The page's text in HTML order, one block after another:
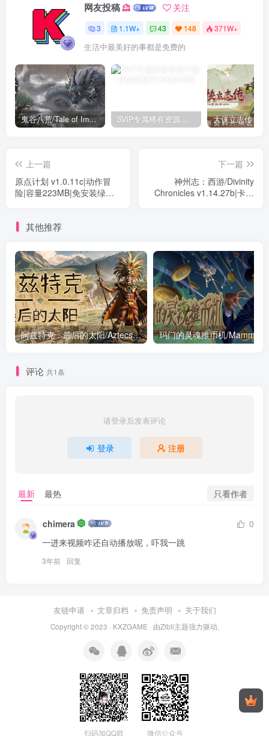
网友投稿 关注
3 1.1W+ 43 148 371W+
生活中最美好的事都是免费的
鬼谷八荒/Tale of Immortal v1.2.105.259|角色扮演|容量27.4GB|免安装绿色中文版 SVIP专属稀有资源下载 – 持续更新中
上一篇
原点计划 v1.0.11c|动作冒
险|容量223MB|免安装绿色
下一篇
神州志：西游/Divinity
Chronicles v1.14.27b|卡牌
其他推荐
阿兹特克：最后的太阳/Aztecs: The Last Sun 正式版|策略战棋|容量8.2GB|免安装绿色中文版
评论 共1条
请登录后发表评论
登录 注册
最新 最热 只看作者
chimera
0
一进来视频咋还自动播放呢，吓我一跳
3年前 回复
友链申请 文章归档 免责声明 关于我们
Copyright © 2023 · KXZGAME · 由Zibll主题强力驱动.
扫码加QQ群 微信公众号